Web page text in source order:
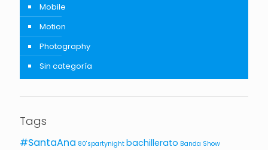
Mobile
Motion
Photography
Sin categoría
Tags
#SantaAna 80'spartynight bachillerato Banda Show